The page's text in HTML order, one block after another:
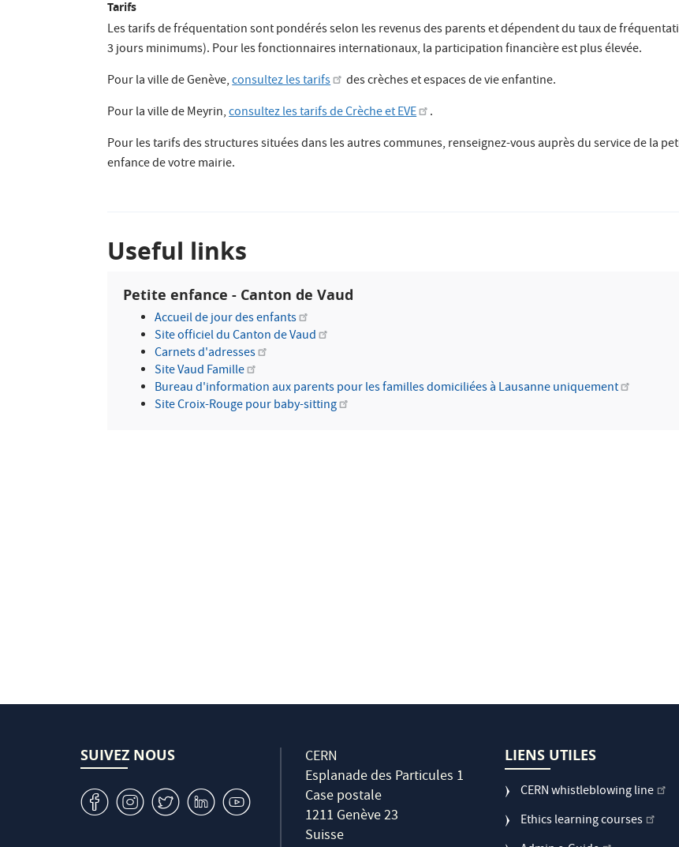
Tarifs
Les tarifs de fréquentation sont pondérés selon les revenus des parents et dépendent du taux de
3 jours minimums). Pour les fonctionnaires internationaux, la participation financière est plus élevée.
Pour la ville de Genève,consultez les tarifs
des crèches et espaces de vie enfantine.
Pour la ville de Meyrin,consultez les tarifs de Crèche et EVE
.
Pour les tarifs des structures situées dans les autres communes, renseignez-vous auprès du service de la
enfance de votre mairie.
Useful links
Petite enfance - Canton de Vaud
Accueil de jour des enfants
Site officiel du Canton de Vaud
Carnets d'adresses
Site Vaud Famille
Bureau d'information aux parents pour les familles domiciliées à Lausanne uniquement
Site Croix-Rouge pour baby-sitting
SUIVEZ NOUS
v J W M 1
CERN
Esplanade des Particules 1
Case postale
1211 Genève 23
Suisse
LIENS UTILES
CERN whistleblowing line
Ethics learning courses